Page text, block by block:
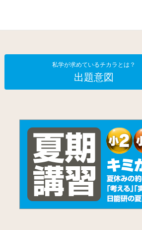
私学が求めているチカラとは？
出題意図